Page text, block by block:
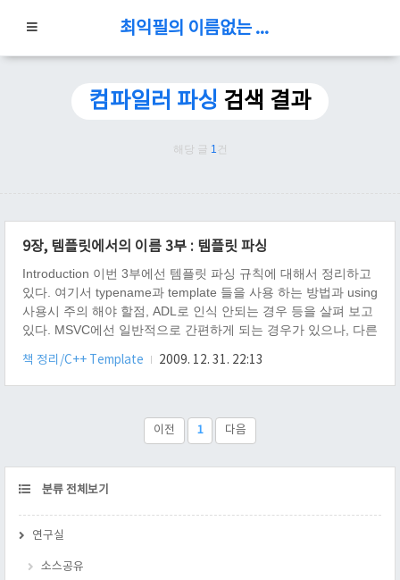
최익필의 이름없는 블로그
컴파일러 파싱 검색 결과
해당 글 1 건
9장, 템플릿에서의 이름 3부 : 템플릿 파싱
Introduction 이번 3부에선 템플릿 파싱 규칙에 대해서 정리하고
있다. 여기서 typename과 template 들을 사용 하는 방법과 using
사용시 주의 해야 할점, ADL로 인식 안되는 경우 등을 살펴 보고
있다. MSVC에선 일반적으로 간편하게 되는 경우가 있으나, 다른
Content C++ 컴파일러가 C++을 파싱하는 방법 을 책에선 설명
하는데, 좀 많이 생략되어서 인터넷으로 한글로 검색하다 나오지
다고 되어 있어서 검색해 보니
"http://en.wikipedia.org/wiki/index.html?curid=188976"이 있었
책 정리/C++ Template 2009. 12. 31. 22:13
이전 1 다음
CATEGORY
분류 전체보기
연구실
소스공유